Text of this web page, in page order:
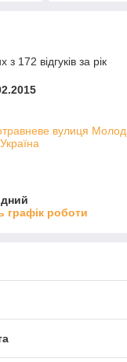
172 відгуків за рік
вулиця
графік роботи